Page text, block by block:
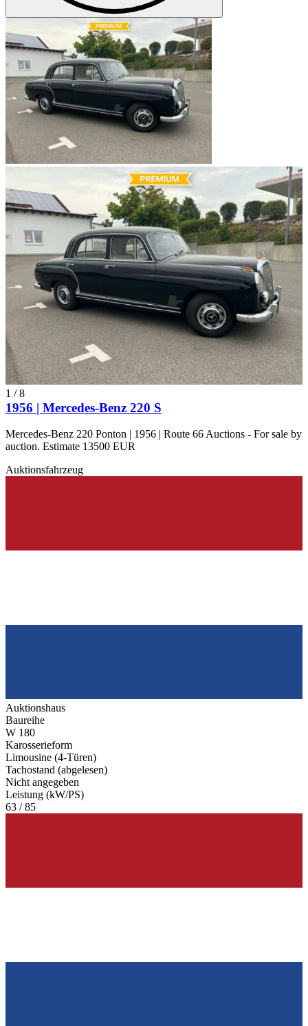
1 /8
1956 | Mercedes-Benz 220 S
Mercedes-Benz 220 Ponton | 1956 | Route 66 Auctions - For sale by
auction. Estimate 13500 EUR
Auktionsfahrzeug
Auktionshaus
Baureihe
W 180
Karosserieform
Limousine (4-Türen)
Tachostand (abgelesen)
Nicht angegeben
Leistung (kW/PS)
63 / 85